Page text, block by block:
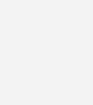
(ÖGD) ein
allem in die